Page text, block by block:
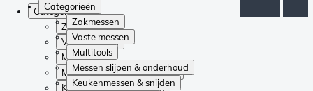
Categorieën
Zakmessen
Vaste messen
Multitools
Messen slijpen & onderhoud
Keukenmessen & snijden
Categorieën
Zakmessen
Vaste messen
Multitools
Messen slijpen & onderhoud
Keukenmessen & snijden